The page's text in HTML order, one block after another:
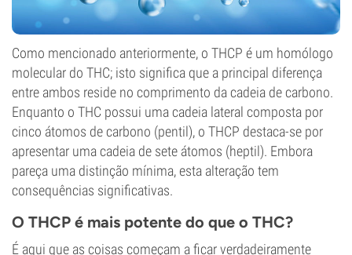
Como mencionado anteriormente, o THCP é um homólogo
molecular do THC; isto significa que a principal diferença
entre ambos reside no comprimento da cadeia de carbono.
Enquanto o THC possui uma cadeia lateral composta por
cinco átomos de carbono (pentil), o THCP destaca-se por
apresentar uma cadeia de sete átomos (heptil). Embora
pareça uma distinção mínima, esta alteração tem
consequências significativas.
O THCP é mais potente do que o THC?
É aqui que as coisas começam a ficar verdadeiramente